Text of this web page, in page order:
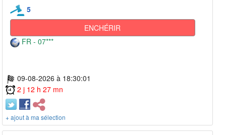
5
ENCHÉRIR
FR - 07***
09-08-2026 à 18:30:01
2 j 12 h 27 mn
+ ajout à ma sélection